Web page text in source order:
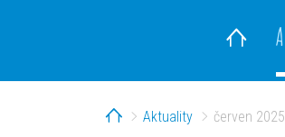
HomeAktuality červen 2025